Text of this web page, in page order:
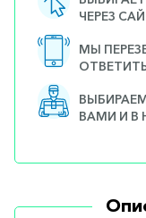
ЧЕРЕЗ
МЫ
ВАМИ И В